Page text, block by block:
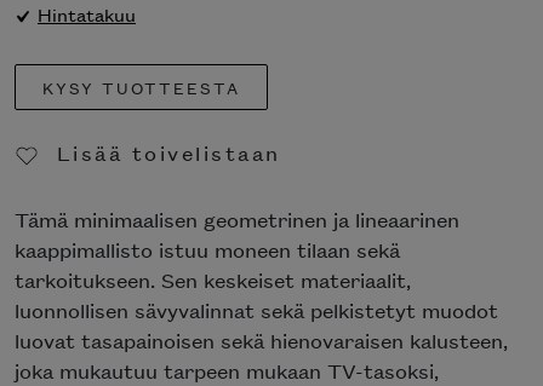
Hintatakuu
KYSY TUOTTEESTA
Lisää toivelistaan
Tämä minimaalisen geometrinen ja lineaarinen
kaappimallisto istuu moneen tilaan sekä
tarkoitukseen. Sen keskeiset materiaalit,
luonnollisen sävyvalinnat sekä pelkistetyt muodot
luovat tasapainoisen sekä hienovaraisen kalusteen,
joka mukautuu tarpeen mukaan TV-tasoksi,